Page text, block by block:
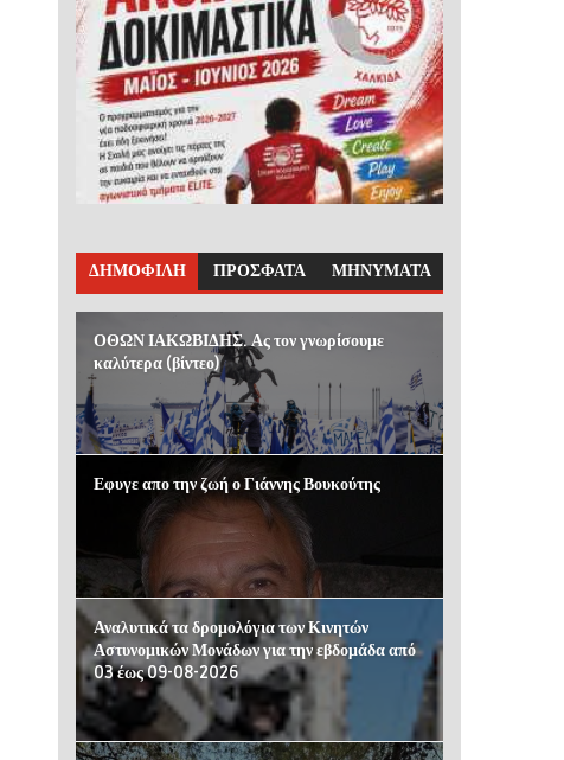
ΔΗΜΟΦΙΛΗ ΠΡΟΣΦΑΤΑ ΜΗΝΥΜΑΤΑ
ΟΘΩΝ ΙΑΚΩΒΙΔΗΣ. Ας τον γνωρίσουμε
καλύτερα (βίντεο)
Εφυγε απο την ζωή ο Γιάννης Βουκούτης
Αναλυτικά τα δρομολόγια των Κινητών
Αστυνομικών Μονάδων για την εβδομάδα από
03 έως 09-08-2026